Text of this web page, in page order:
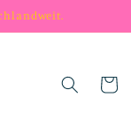
Cart